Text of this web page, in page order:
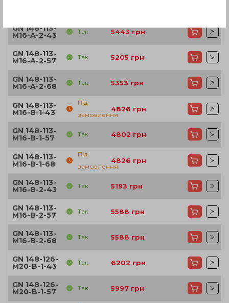
GN 148-113-
M16-A-2-43 Так 5443 грн
GN 148-113-
M16-A-2-57 Так 5205 грн
GN 148-113-
M16-A-2-68 Так 5353 грн
GN 148-113-
M16-B-1-43
Під
замовлення
4826 грн
GN 148-113-
M16-B-1-57 Так 4802 грн
GN 148-113-
M16-B-1-68
Під
замовлення
4826 грн
GN 148-113-
M16-B-2-43 Так 5193 грн
GN 148-113-
M16-B-2-57 Так 5588 грн
GN 148-113-
M16-B-2-68 Так 5588 грн
GN 148-126-
M20-B-1-43 Так 6202 грн
GN 148-126-
M20-B-1-57 Так 5997 грн